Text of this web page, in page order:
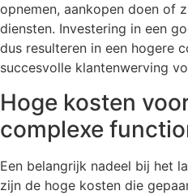
opnemen, aankopen doen of
diensten. Investering in een
dus resulteren in een hogere
succesvolle klantenwerving
Hoge kosten
complexe
Een belangrijk nadeel bij het
zijn de hoge kosten die